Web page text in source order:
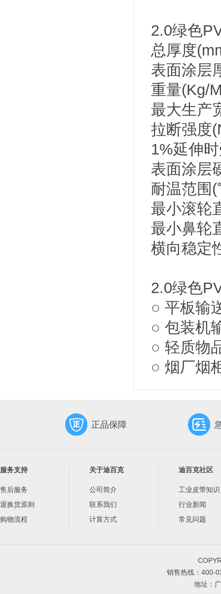
2.0绿色
总厚度
表面涂层
重量(Kg/
最大生产
拉断强度
1%延伸
表面涂层
耐温范围
最小滚轮
最小鼻轮
横向稳定
2.0绿色
○ 平板输
○ 包装机
○ 轻质物
○ 烟厂烟
正品保障
服务支持
售后服务
退换货原则
购物流程
关于迪百克
公司简介
联系我们
计算方式
迪百克社区
工业皮带知识
行业新闻
常见问题
销售热线：400-
地址：